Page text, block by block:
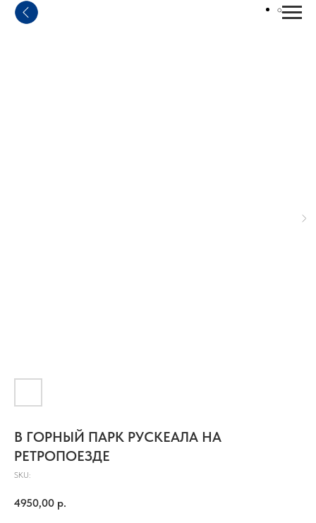
В ГОРНЫЙ ПАРК РУСКЕАЛА НА
РЕТРОПОЕЗДЕ
SKU:
4950,00 р.